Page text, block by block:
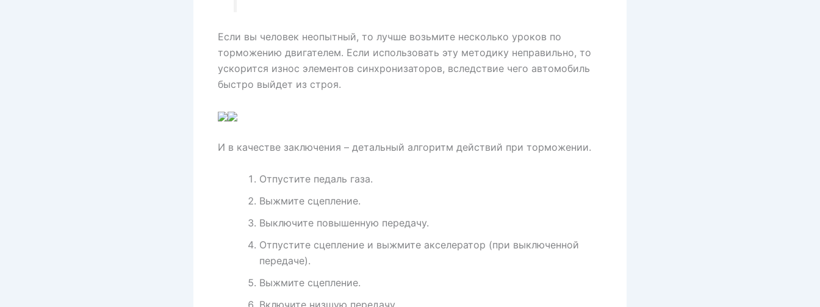
Если вы человек неопытный, то лучше возьмите несколько уроков по
торможению двигателем. Если использовать эту методику неправильно, то
ускорится износ элементов синхронизаторов, вследствие чего автомобиль
быстро выйдет из строя.
И в качестве заключения – детальный алгоритм действий при торможении.
Отпустите педаль газа.
Выжмите сцепление.
Выключите повышенную передачу.
Отпустите сцепление и выжмите акселератор (при выключенной
передаче).
Выжмите сцепление.
Включите низшую передачу.